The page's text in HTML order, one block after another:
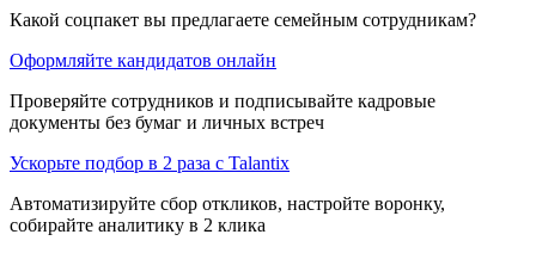
Какой соцпакет вы предлагаете семейным сотрудникам?
Оформляйте кандидатов онлайн
Проверяйте сотрудников и подписывайте кадровые
документы без бумаг и личных встреч
Ускорьте подбор в 2 раза с Talantix
Автоматизируйте сбор откликов, настройте воронку,
собирайте аналитику в 2 клика